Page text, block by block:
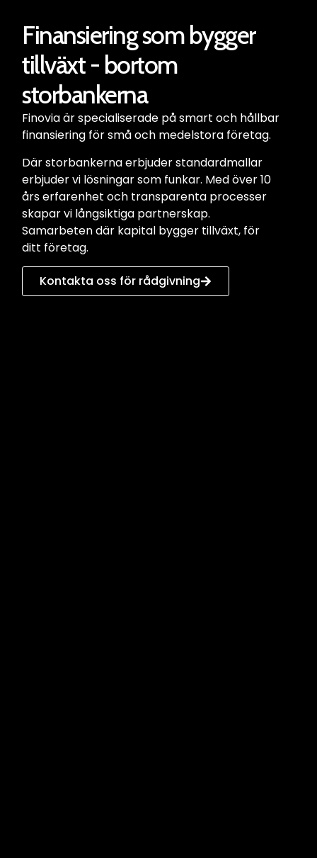
Finansiering som bygger
tillväxt - bortom
storbankerna
Finovia är specialiserade på smart och hållbar
finansiering för små och medelstora företag.
Där storbankerna erbjuder standardmallar
erbjuder vi lösningar som funkar. Med över 10
års erfarenhet och transparenta processer
skapar vi långsiktiga partnerskap.
Samarbeten där kapital bygger tillväxt, för
ditt företag.
Kontakta oss för rådgivning